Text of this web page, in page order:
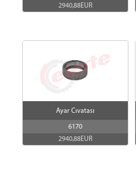
2940,88EUR
Ayar Cıvatası
6170
2940,88EUR